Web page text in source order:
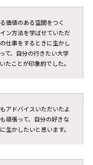
価値のある空間をつく
ン方法を学ばせていただ
仕事をするときに生かし
て、自分の行きたい大学
たことが印象的でした。
アドバイスいただいたよ
頑張って、自分の好きな
生かしたいと思います。